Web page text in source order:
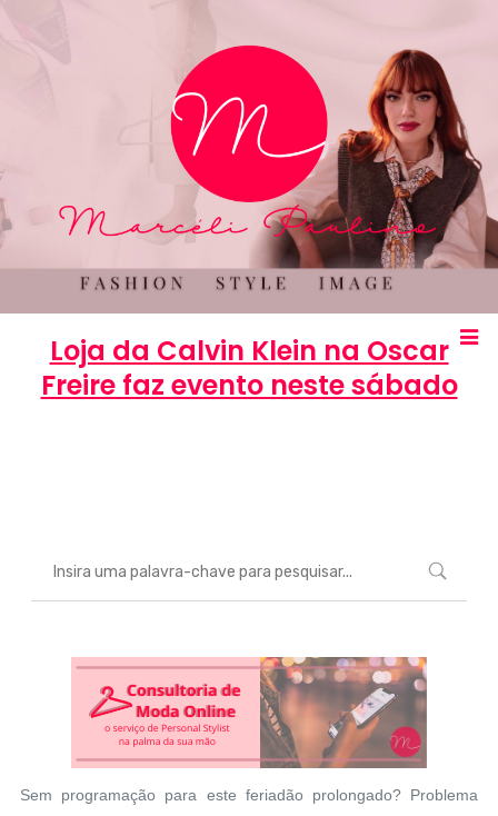
Loja da Calvin Klein na Oscar
Freire faz evento neste sábado
Sem programação para este feriadão prolongado? Problema